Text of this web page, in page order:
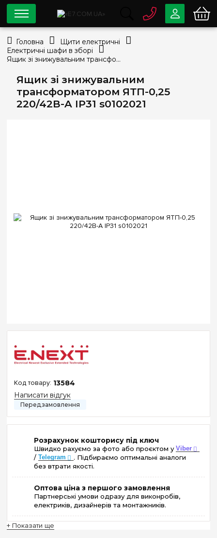
Ящик зі знижувальним
трансформатором ЯТП-0,25
220/42В-A IP31 s0102021
13584
Написати відгук
Розрахунок кошторису під ключ
Швидко рахуємо за фото або проєктом у Viber
/ Telegram
. Підбираємо оптимальні аналоги
без втрати якості.
Оптова ціна з першого замовлення
Партнерські умови одразу для виконробів,
електриків, дизайнерів та монтажників.
+ Показати ще
0 800
info@e7.com.ua
Viber Telegram
Головна
Щити електричні
Електричні шафи в зборі
Ящик зі знижувальним трансформатором ЯТП-0,25 220/42В-A IP31 s0102021